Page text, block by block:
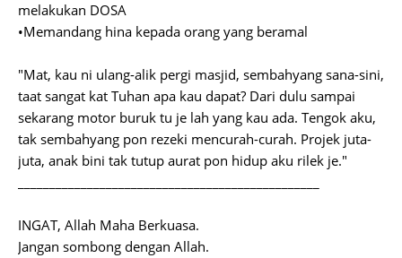
melakukan DOSA
•Memandang hina kepada orang yang beramal
"Mat, kau ni ulang-alik pergi masjid, sembahyang sana-sini,
taat sangat kat Tuhan apa kau dapat? Dari dulu sampai
sekarang motor buruk tu je lah yang kau ada. Tengok aku,
tak sembahyang pon rezeki mencurah-curah. Projek juta-
juta, anak bini tak tutup aurat pon hidup aku rilek je."
INGAT, Allah Maha Berkuasa.
Jangan sombong dengan Allah.